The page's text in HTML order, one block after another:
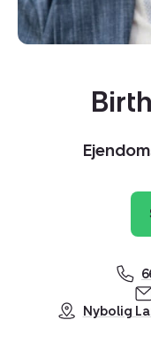
gør den attraktiv
Nybolig